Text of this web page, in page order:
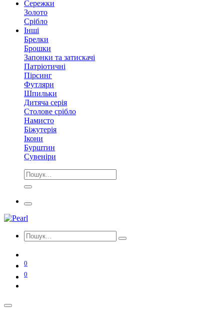
Сережки
Золото
Срібло
Інші
Брелки
Брошки
Запонки та затискачі
Патріотичні
Пірсинг
Футляри
Шпильки
Дитяча серія
Столове срібло
Намисто
Біжутерія
Ікони
Бурштин
Сувеніри
0
0